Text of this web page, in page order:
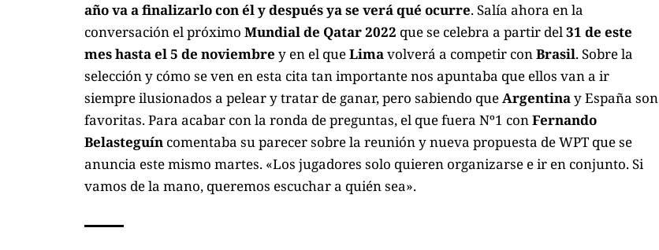
año va a finalizarlo con él y después ya se verá qué ocurre. Salía ahora en la
conversación el próximo Mundial de Qatar 2022 que se celebra a partir del31 de este
mes hasta el 5 de noviembre y en el queLimavolverá a competir conBrasil. Sobre la
selección y cómo se ven en esta cita tan importante nos apuntaba que ellos van a ir
siempre ilusionados a pelear y tratar de ganar, pero sabiendo queArgentinayEspaña son
favoritas. Para acabar con la ronda de preguntas, el que fuera Nº1 conFernando
Belasteguín comentaba su parecer sobre la reunión y nueva propuesta de WPT que se
anuncia este mismo martes. «Los jugadores solo quieren organizarse e ir en conjunto. Si
vamos de la mano, queremos escuchar a quién sea».